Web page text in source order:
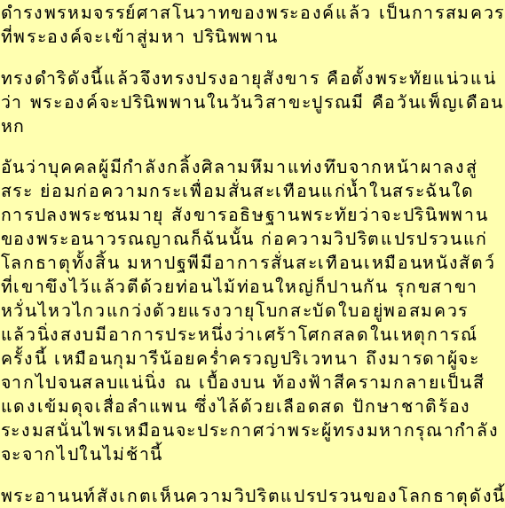
ดำรงพรหมจรรย์ศาสโนวาทของพระองค์แล้ว เป็นการสมควร
ที่พระองค์จะเข้าสู่มหา ปรินิพพาน
ทรงดำริดังนี้แล้วจึงทรงปรงอายุสังขาร คือตั้งพระทัยแน่วแน่
ว่า พระองค์จะปรินิพพานในวันวิสาขะปูรณมี คือวันเพ็ญเดือน
หก
อันว่าบุคคลผู้มีกำลังกลิ้งศิลามหึมาแท่งทึบจากหน้าผาลงสู่
สระ ย่อมก่อความกระเพื่อมสั่นสะเทือนแก่น้ำในสระฉันใด
การปลงพระชนมายุ สังขารอธิษฐานพระทัยว่าจะปรินิพพาน
ของพระอนาวรณญาณก็ฉันนั้น ก่อความวิปริตแปรปรวนแก่
โลกธาตุทั้งสิ้น มหาปฐพีมีอาการสั่นสะเทือนเหมือนหนังสัตว์
ที่เขาขึงไว้แล้วตีด้วยท่อนไม้ท่อนใหญ่ก็ปานกัน รุกขสาขา
หวั่นไหวไกวแกว่งด้วยแรงวายุโบกสะบัดใบอยู่พอสมควร
แล้วนิ่งสงบมีอาการประหนึ่งว่าเศร้าโศกสลดในเหตุการณ์
ครั้งนี้ เหมือนกุมารีน้อยคร่ำครวญปริเวทนา ถึงมารดาผู้จะ
จากไปจนสลบแน่นิ่ง ณ เบื้องบน ท้องฟ้าสีครามกลายเป็นสี
แดงเข้มดุจเสื่อลำแพน ซึ่งไล้ด้วยเลือดสด ปักษาชาติร้อง
ระงมสนั่นไพรเหมือนจะประกาศว่าพระผู้ทรงมหากรุณากำลัง
จะจากไปในไม่ช้านี้
พระอานนท์สังเกตเห็นความวิปริตแปรปรวนของโลกธาตุดังนี้